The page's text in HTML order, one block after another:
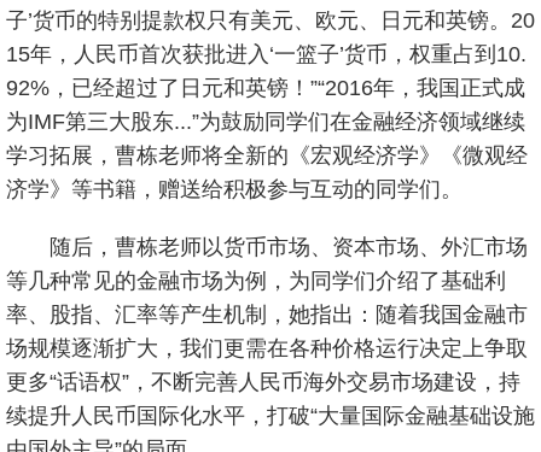
子’货币的特别提款权只有美元、欧元、日元和英镑。20
15年，人民币首次获批进入‘一篮子’货币，权重占到10.
92%，已经超过了日元和英镑！”“2016年，我国正式成
为IMF第三大股东...”为鼓励同学们在金融经济领域继续
学习拓展，曹栋老师将全新的《宏观经济学》《微观经
济学》等书籍，赠送给积极参与互动的同学们。
随后，曹栋老师以货币市场、资本市场、外汇市场
等几种常见的金融市场为例，为同学们介绍了基础利
率、股指、汇率等产生机制，她指出：随着我国金融市
场规模逐渐扩大，我们更需在各种价格运行决定上争取
更多“话语权”，不断完善人民币海外交易市场建设，持
续提升人民币国际化水平，打破“大量国际金融基础设施